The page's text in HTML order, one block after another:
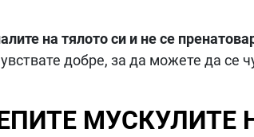
на тялото си и не се
добре, за да можете да се
МУСКУЛИТЕ